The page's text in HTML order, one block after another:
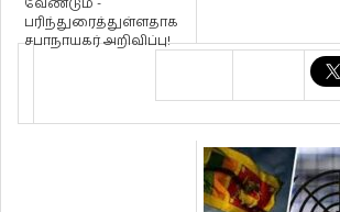
வேண்டும் -
பரிந்துரைத்துள்ளதாக
சபாநாயகர் அறிவிப்பு!